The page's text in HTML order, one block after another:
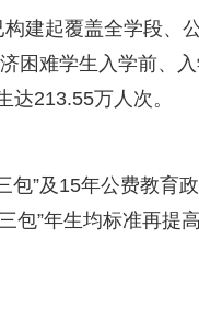
建起覆盖全学段、
困难学生入学前、
213.55万人次。
包”及15年公费教育政
包”年生均标准再提